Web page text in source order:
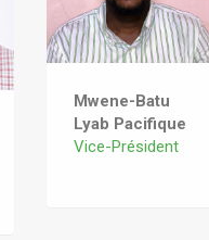
Mwene-Batu
Lyab Pacifique
Vice-Président